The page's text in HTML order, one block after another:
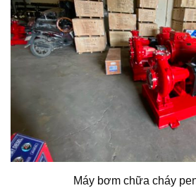
Máy bơm chữa cháy